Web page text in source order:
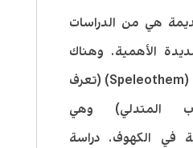
هي من الدراسات
الأهمية. وهناك
دراسات لما نسميه (Speleothem) (تعرف
المتدلي) وهي
في الكهوف. دراسة